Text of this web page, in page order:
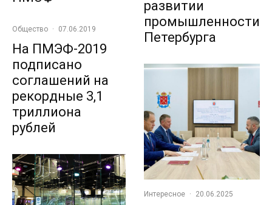
Общество · 07.06.2019
На ПМЭФ-2019
подписано
соглашений на
рекордные 3,1
триллиона
рублей
развитии
промышленности
Петербурга
Интересное · 20.06.2025